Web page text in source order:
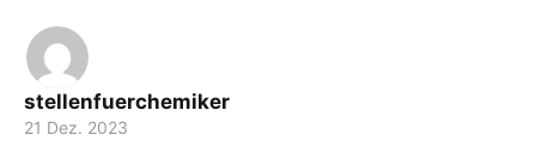
stellenfuerchemiker
21 Dez. 2023